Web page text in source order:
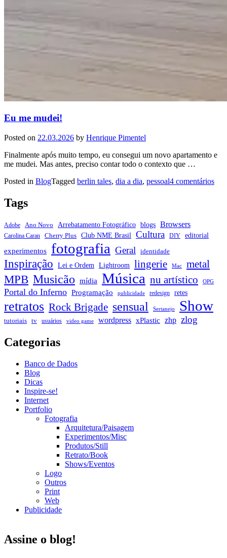
Eu me mudei!
Posted on 22.03.2026 by Henrique Pimentel
Finalmente após muito tempo, eu consegui um novo apartamento e
me mudei. Mas antes, preciso contar todo o contexto que …
Posted in BlogTagged berlin tales, dia a dia, pessoal4 comentáriosem
Tags
Adobe Ano Novo Arrebatamento Fotográfico blogs Browsers
Carolina Caran Cherry Plus Club NME Brasil Cultura DIY
editorial
experimentos
fotografia Geral identidade
Inspiração Lei e Ordem Lightroom lingerie Mac metal
MPB Musicão mídia Música nu artístico OPG
Portal do Inferno Programação publicidade redesign retes
retratos Rock Brigade sensual Sertanejo Show
tutoriais tv usuários video game wordpress xPlastic zhp zlog
Categorias
Banco de Dados
Blog
Dicas
Inspire-se!
Internet
Portfolio
Fotografia
Arquitetura/Paisagem
Experimentos/Misc
Produtos/Still
Retrato/Book
Shows/Eventos
Logo
Outros
Print
Web
Publicidade
Assine o blog!